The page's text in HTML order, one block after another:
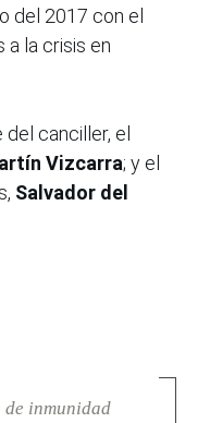
del 2017 con el
a la crisis en
canciller, el
Vizcarra; y el
Salvador del
de inmunidad